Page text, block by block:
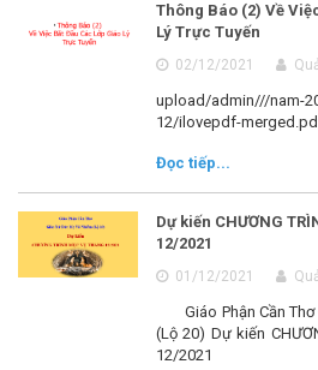
Thông Báo (2) Về
Lý Trực Tuyến
02/12/2021
upload/admin///nam-
12/ilovepdf-
Đọc tiếp...
Dự kiến CHƯƠNG
12/2021
01/12/2021
Giáo Phận Cần Thơ
(Lộ 20) Dự kiến
12/2021